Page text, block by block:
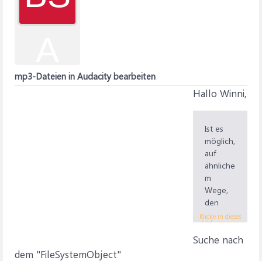
mp3-Dateien in Audacity bearbeiten
Hallo Winni,
Ist es
möglich,
auf
ähnliche
m
Wege,
den
Window
Dateiex
Klicke in dieses
Feld, um es in
anzuzeigen.
Suche nach
dem "FileSystemObject"